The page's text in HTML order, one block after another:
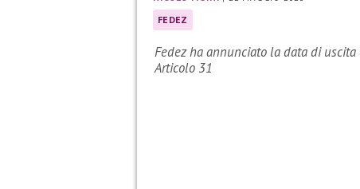
FEDEZ
Fedez ha annunciato la data di
Articolo 31